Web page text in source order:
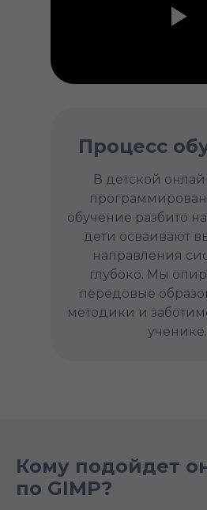
В детской
обучение разбито
дети осваивают
направления
глубоко. Мы
передовые
методики и
ученике.
Процесс
Кому подойдет
по GIMP?